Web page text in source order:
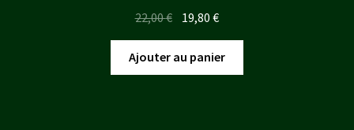
22,00€ Le
initial
était :
19,80€Le
actuel
est :
Ajouter au panier